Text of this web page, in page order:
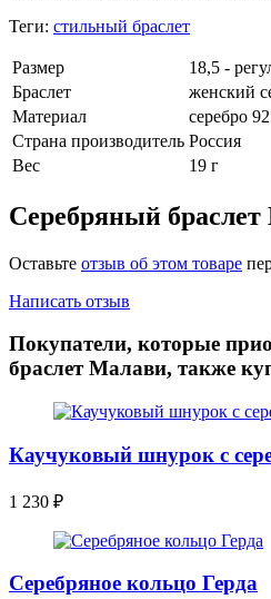
Теги: стильный браслет
Размер
18,5 -
Браслет
женский
Материал
серебро
Страна производитель Россия
Вес
19 г
Серебряный
Оставьте отзыв об этом товаре
Написать отзыв
Покупатели, которые
браслет Малави, также
Каучуковый шнурок с
1 230 ₽
Серебряное кольцо Герда